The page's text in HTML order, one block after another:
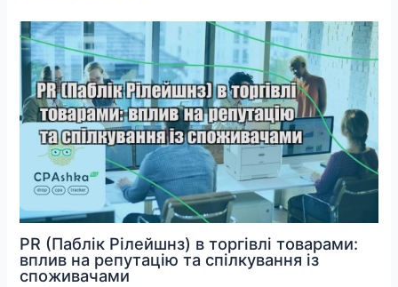
PR (Паблік Рілейшнз) в торгівлі товарами:
вплив на репутацію та спілкування із
споживачами